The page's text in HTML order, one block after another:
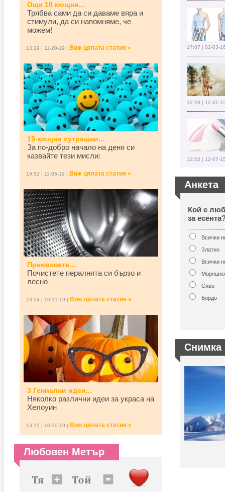
Още 10 мощни...
Трябва сами да си даваме вяра и
стимули, да си напомняме, че
можем!
13:29 | 11-20-19 | Виж цялата статия »
15-мощни сутрешни...
За по-добро начало на деня си
казвайте тези мисли:
19:52 | 11-05-19 | Виж цялата статия »
Премахнете...
Почистете пералнята си бързо и
лесно
13:24 | 10-31-19 | Виж цялата статия »
3 Гениални идеи...
Няколко различни идеи за украса на
Хелоуин
13:15 | 10-30-19 | Виж цялата статия »
Любовен Метър
17:07 | 02-03-
12:59 | 12-31-
12:53 | 12-07-
Анкета
Кой е
за
Всички
Златно
Всички
Сиво
Бордо
Снимка